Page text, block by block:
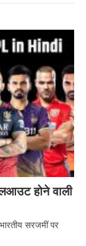
होने वाली
सरजमीं पर